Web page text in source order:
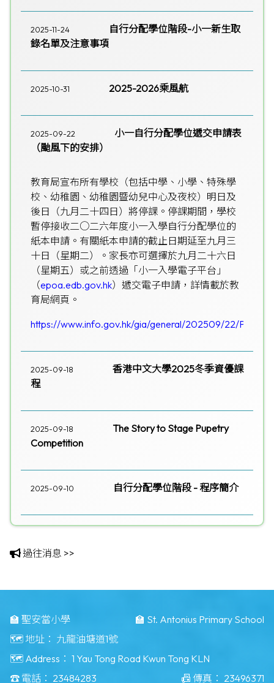
2025-11-24
自行分配學位階段-小一新生取
錄名單及注意事項
2025-10-31 2025-2026乘風航
2025-09-22
小一自行分配學位遞交申請表
（颱風下的安排）
教育局宣布所有學校（包括中學、小學、特殊學
校、幼稚園、幼稚園暨幼兒中心及夜校）明日及
後日（九月二十四日）將停課。停課期間，學校
暫停接收二○二六年度小一入學自行分配學位的
紙本申請。有關紙本申請的截止日期延至九月三
十日（星期二）。家長亦可選擇於九月二十六日
（星期五）或之前透過「小一入學電子平台」
（epoa.edb.gov.hk）遞交電子申請，詳情載於教
育局網頁。
https://www.info.gov.hk/gia/general/202509/22/
2025-09-18
香港中文大學2025冬季資優課
程
2025-09-18
The Story to Stage Pupetry
Competition
2025-09-10 自行分配學位階段 - 程序簡介
過往消息 >>
🏫 聖安當小學
🏫 St. Antonius Primary School
🗺️ 地址： 九龍油塘道1號
🗺️ Address： 1 Yau Tong Road Kwun Tong KLN
☎️ 電話： 23484283 📠 傳真： 23496371